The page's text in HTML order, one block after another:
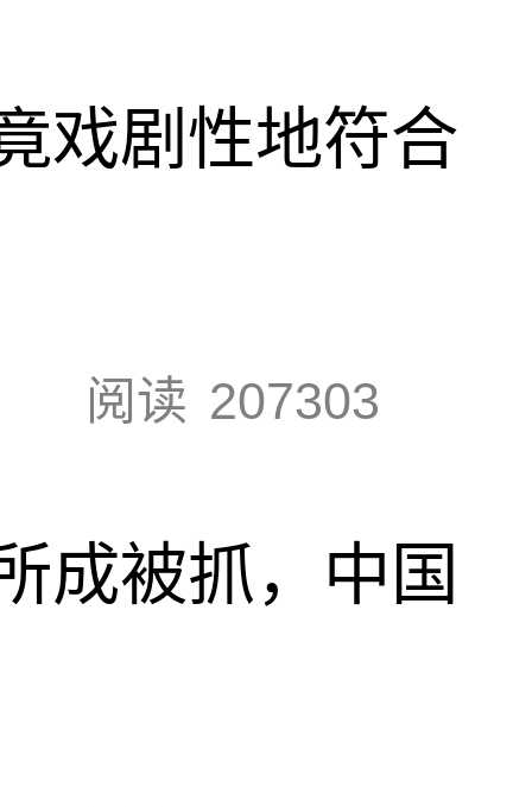
戏剧性地符合
阅读 207303
成被抓，中国